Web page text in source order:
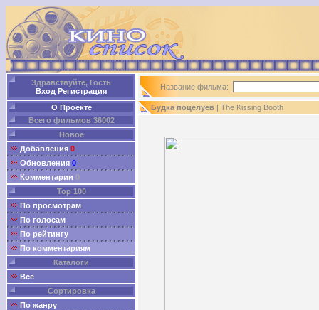
Здравствуйте, Гость
Вход Регистрация
О Проекте
Всего фильмов 36002
Новое
Добавления 0
Обновления 0
Комментарии 0
Top 100
По просмотрам
По голосам
По рейтингу
По комментариям
Каталоги
Все
Сортировка
По жанру
Название фильма:
Будка поцелуев | The Kissing Booth